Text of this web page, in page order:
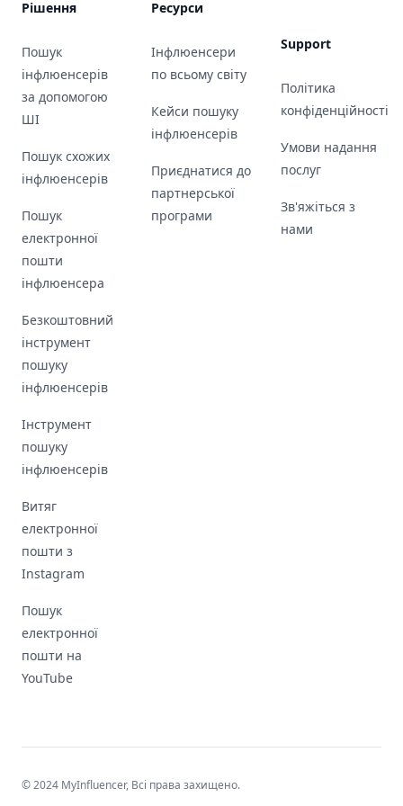
Рішення
Пошук
інфлюенсерів
за допомогою
ШІ
Пошук схожих
інфлюенсерів
Пошук
електронної
пошти
інфлюенсера
Безкоштовний
інструмент
пошуку
інфлюенсерів
Інструмент
пошуку
інфлюенсерів
Витяг
електронної
пошти з
Instagram
Пошук
електронної
пошти на
YouTube
Ресурси
Інфлюенсери
по всьому світу
Кейси пошуку
інфлюенсерів
Приєднатися до
партнерської
програми
Support
Політика
конфіденційності
Умови надання
послуг
Зв'яжіться з
нами
© 2024 MyInfluencer, Всі права захищено.